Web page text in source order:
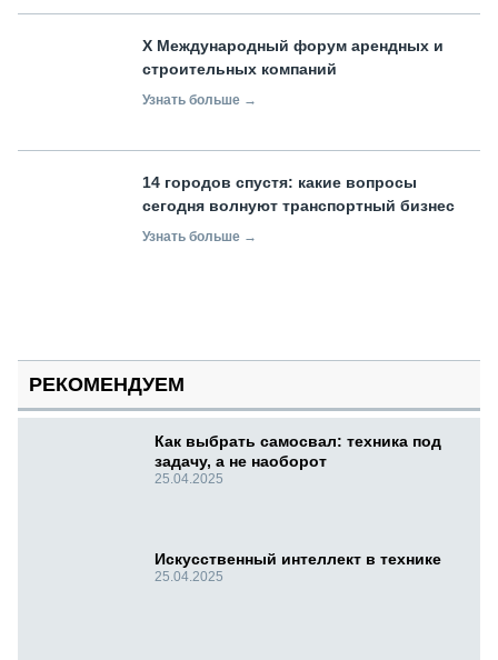
X Международный форум арендных и
строительных компаний
Узнать больше →
14 городов спустя: какие вопросы
сегодня волнуют транспортный бизнес
Узнать больше →
РЕКОМЕНДУЕМ
Как выбрать самосвал: техника под
задачу, а не наоборот
25.04.2025
Искусственный интеллект в технике
25.04.2025